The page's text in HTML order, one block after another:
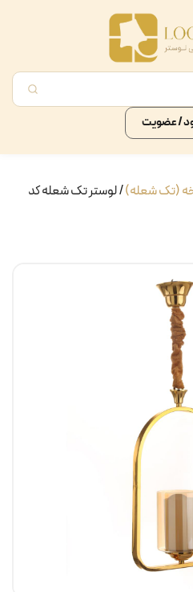
/ عضویت
(تک شعله)/ لوستر تک شعله کد